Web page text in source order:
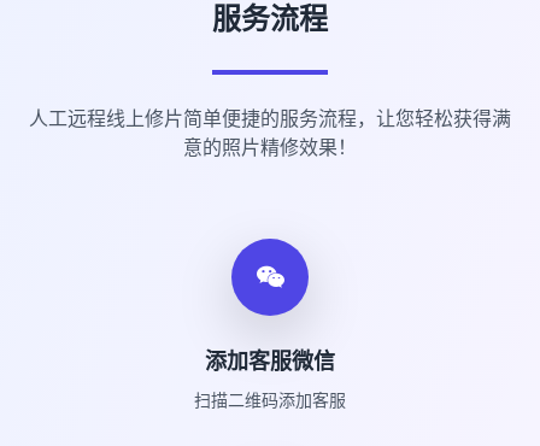
服务流程
人工远程线上修片简单便捷的服务流程，让您轻松获得满
意的照片精修效果！
添加客服微信
扫描二维码添加客服